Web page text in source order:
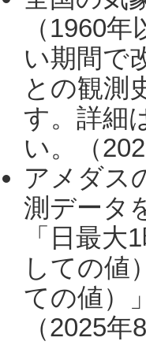
（1960
い期間で
との観測
す。詳細
い。（
アメダス
測データ
「日最
しての値
ての値）
（2025年